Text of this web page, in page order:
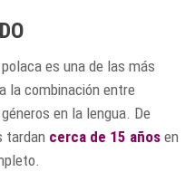
es una de las más
la combinación entre
en la lengua. De
tardan cerca de 15 años en